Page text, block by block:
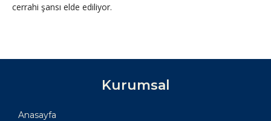
cerrahi şansı elde ediliyor.
Kurumsal
Anasayfa